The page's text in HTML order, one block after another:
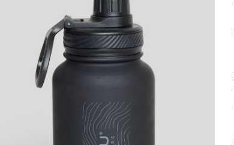
3.
pantalon
4.
poleron
5.
polar
6.
camisa
8.
sobrecamisa
9.
lonquimay